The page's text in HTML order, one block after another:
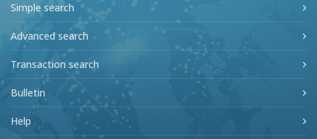
Simple search
Advanced search
Transaction search
Bulletin
Help